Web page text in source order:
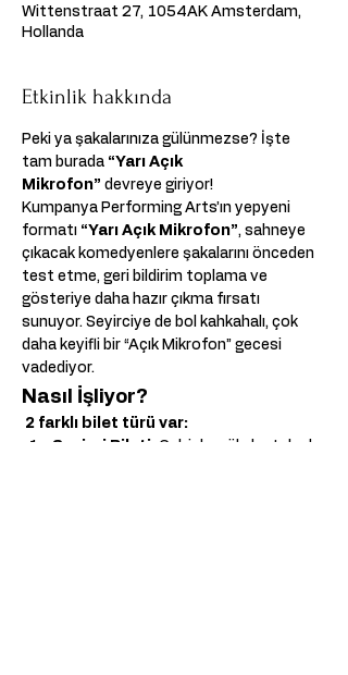
Wittenstraat 27, 1054AK Amsterdam,
Hollanda
Etkinlik hakkında
Peki ya şakalarınıza gülünmezse? İşte
tam burada “Yarı Açık
Mikrofon” devreye giriyor!
Kumpanya Performing Arts’ın yepyeni
formatı “Yarı Açık Mikrofon”, sahneye
çıkacak komedyenlere şakalarını önceden
test etme, geri bildirim toplama ve
gösteriye daha hazır çıkma fırsatı
sunuyor. Seyirciye de bol kahkahalı, çok
daha keyifli bir “Açık Mikrofon” gecesi
vadediyor.
Nasıl İşliyor?
2 farklı bilet türü var:
Seyirci Bileti:
Gel, izle, gül, destek ol.